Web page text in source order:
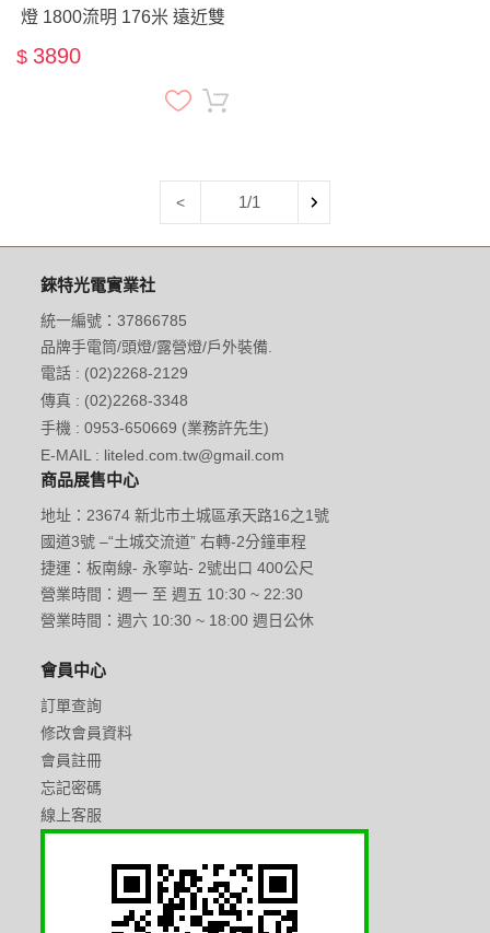
燈 1800流明 176米 遠近雙
光源 可充電 線控開關 腳踏
$ 3890
< 1/1
錸特光電實業社
統一編號：37866785
品牌手電筒/頭燈/露營燈/戶外裝備.
電話 : (02)2268-2129
傳真 : (02)2268-3348
手機 : 0953-650669 (業務許先生)
E-MAIL : liteled.com.tw@gmail.com
商品展售中心
地址：23674 新北市土城區承天路16之1號
國道3號 –“土城交流道” 右轉-2分鐘車程
捷運：板南線- 永寧站- 2號出口 400公尺
營業時間：週一 至 週五 10:30 ~ 22:30
營業時間：週六 10:30 ~ 18:00 週日公休
會員中心
訂單查詢
修改會員資料
會員註冊
忘記密碼
線上客服